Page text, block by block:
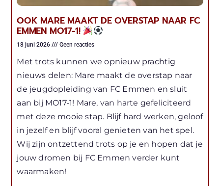
OOK MARE MAAKT DE OVERSTAP NAAR FC
EMMEN MO17-1!
18 juni 2026 Geen reacties
Met trots kunnen we opnieuw prachtig
nieuws delen: Mare maakt de overstap naar
de jeugdopleiding van FC Emmen en sluit
aan bij MO17-1! Mare, van harte gefeliciteerd
met deze mooie stap. Blijf hard werken, geloof
in jezelf en blijf vooral genieten van het spel.
Wij zijn ontzettend trots op je en hopen dat je
jouw dromen bij FC Emmen verder kunt
waarmaken!